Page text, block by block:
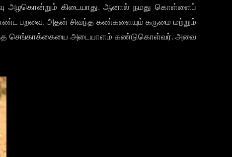
அழகொன்றும் கிடையாது. ஆனால் நமது கொள்ளைப்
பறவை. அதன் சிவந்த கண்களையும் கருமை மற்றும்
இந்த செங்காக்கையை அடையாளம் கண்டுகொள்வர். அவை